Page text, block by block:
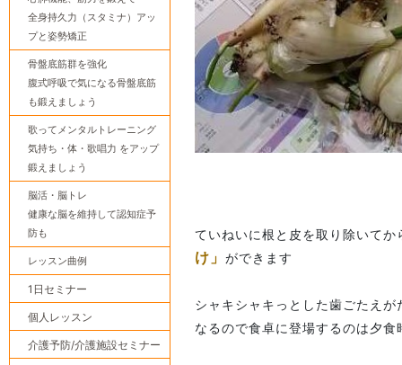
ていねいに根と皮を取り除いて
け」 ができます
シャキシャキっとした歯ごたえ
なるので食卓に登場するのは夕食
全身持久力（スタミナ）アッ
プと姿勢矯正
骨盤底筋群を強化
腹式呼吸で気になる骨盤底筋
も鍛えましょう
歌ってメンタルトレーニング
気持ち・体・歌唱力 をアップ
鍛えましょう
脳活・脳トレ
健康な脳を維持して認知症予
防も
レッスン曲例
1日セミナー
個人レッスン
介護予防/介護施設セミナー